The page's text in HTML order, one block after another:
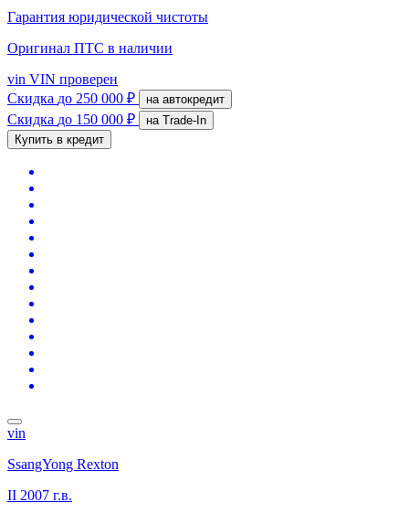
Гарантия юридической чистоты
Оригинал ПТС в наличии
vin VIN проверен
Скидка до 250 000 ₽ на автокредит
Скидка до 150 000 ₽
на Trade-In
Купить в кредит
vin
SsangYong Rexton
II 2007 г.в.